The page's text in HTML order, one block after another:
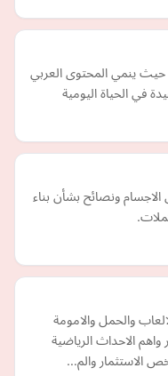
حيث ينمي المحتوى العربي
في الحياة اليومية
ونصائح بشأن بناء
والحمل والامومة
الاحداث الرياضية
الاستثمار والم…